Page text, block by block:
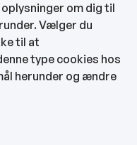
om dig til
Vælger du
til at
type cookies hos
herunder og ændre